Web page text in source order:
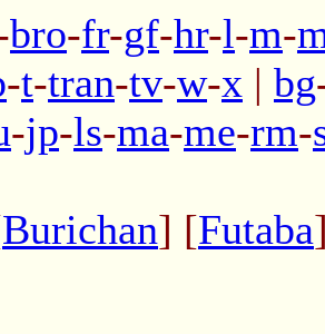
bro-fr-gf-hr-l-m-
-t-tran-tv-w-x | bg
-jp-ls-ma-me-rm-
Burichan] [Futaba